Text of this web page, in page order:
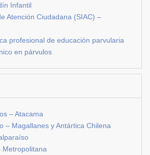
Infantil
Atención Ciudadana (SIAC) –
profesional de educación parvularia
en párvulos
– Atacama
– Magallanes y Antártica Chilena
Metropolitana